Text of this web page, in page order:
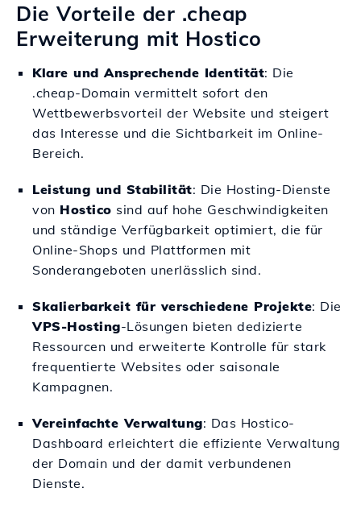
Die Vorteile der .cheap
Erweiterung mit Hostico
Klare und Ansprechende Identität: Die
.cheap-Domain vermittelt sofort den
Wettbewerbsvorteil der Website und steigert
das Interesse und die Sichtbarkeit im Online-
Bereich.
Leistung und Stabilität: Die Hosting-Dienste
von Hostico sind auf hohe Geschwindigkeiten
und ständige Verfügbarkeit optimiert, die für
Online-Shops und Plattformen mit
Sonderangeboten unerlässlich sind.
Skalierbarkeit für verschiedene Projekte: Die
VPS-Hosting-Lösungen bieten dedizierte
Ressourcen und erweiterte Kontrolle für stark
frequentierte Websites oder saisonale
Kampagnen.
Vereinfachte Verwaltung: Das Hostico-
Dashboard erleichtert die effiziente Verwaltung
der Domain und der damit verbundenen
Dienste.